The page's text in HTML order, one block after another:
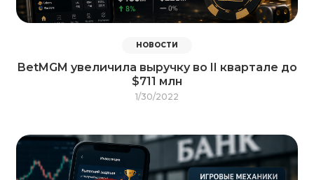
НОВОСТИ
BetMGM увеличила выручку во II квартале до
$711 млн
1/30/2022